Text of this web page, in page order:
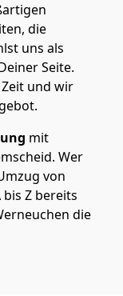
die
uns als
Seite.
und wir
mit
Wer
von
Z bereits
die